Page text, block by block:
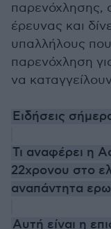
παρενόχλησης,
έρευνας και
υπαλλήλους
παρενόχληση
να
Ειδήσεις
Τι αναφέρει η
22χρονου στο
αναπάντητα
Αυτή είναι η